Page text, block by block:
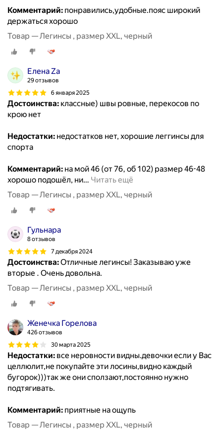
Комментарий: понравились,удобные.пояс широкий
держаться хорошо
Товар — Легинсы , размер XXL, черный
Елена Za
29 отзывов
6 января 2025
Достоинства: классные) швы ровные, перекосов по
крою нет
Недостатки: недостатков нет, хорошие леггинсы для
спорта
Комментарий: на мой 46 (от 76, об 102) размер 46-48
хорошо подошёл, ни… Читать ещё
Товар — Легинсы , размер XXL, черный
Гульнара
8 отзывов
7 декабря 2024
Достоинства:Отличные легинсы! Заказываю уже
вторые . Очень довольна.
Товар — Легинсы , размер XXL, черный
Женечка Горелова
426 отзывов
30 марта 2025
Недостатки: все неровности видны.девочки если у Вас
целлюлит,не покупайте эти лосины,видно каждый
бугорок)))так же они сползают,постоянно нужно
подтягивать.
Комментарий: приятные на ощупь
Товар — Легинсы , размер XXL, черный